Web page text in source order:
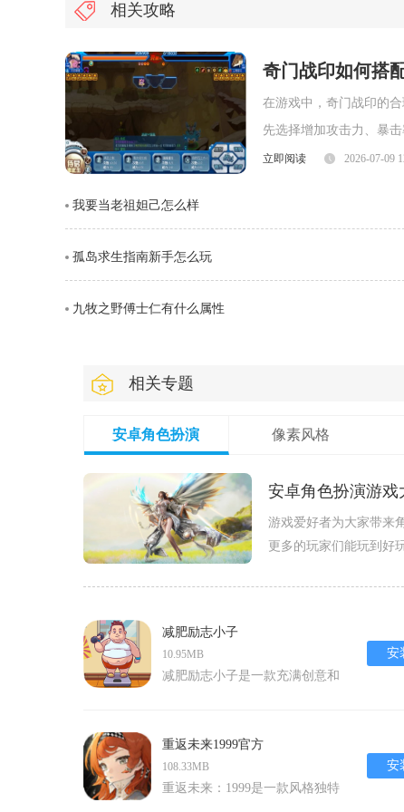
相关攻略
奇门战印如何搭
在游戏中，奇门战印的
先选择增加攻击力、暴
每次攻击有更高几率打
立即阅读 2026-07-09
我要当老祖妲己怎么样
孤岛求生指南新手怎么玩
九牧之野傅士仁有什么属性
相关专题
安卓角色扮演 像素风格
安卓角色扮演游戏
游戏爱好者为大家带来
更多的玩家们能玩到好
减肥励志小子
10.95MB
减肥励志小子是一款充满创意和
通过独特的玩法和丰富的游戏内
容，激励玩家在现实生活中积极
运动，追求健康的生活方式。游
安
重返未来1999官方
108.33MB
重返未来：1999是一款风格独特
安